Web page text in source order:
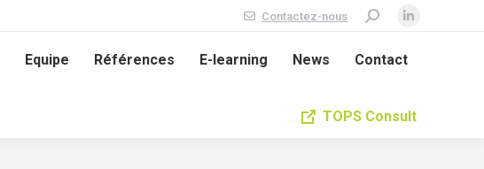
Contactez-nous
Recherche
dans
Equipe Références E-learning News Contact
TOPS Consult